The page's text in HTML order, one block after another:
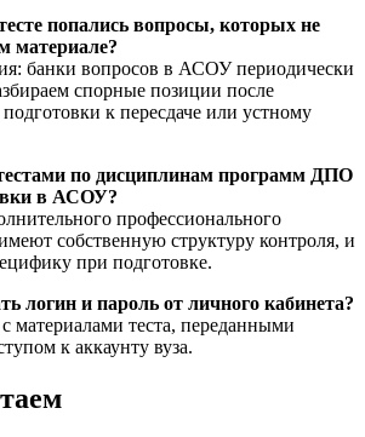
попались вопросы, которых не
материале?
банки вопросов в АСОУ периодически
спорные позиции после
к пересдаче или устному
по дисциплинам программ ДПО
в АСОУ?
профессионального
собственную структуру контроля, и
при подготовке.
логин и пароль от личного кабинета?
теста, переданными
к аккаунту вуза.